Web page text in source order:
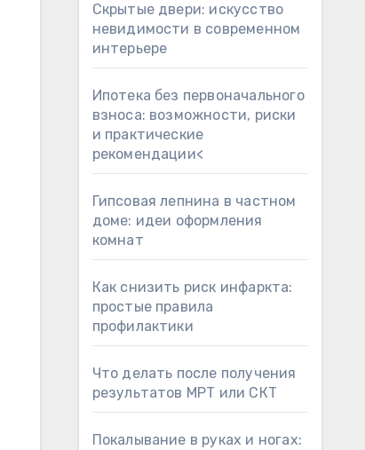
Скрытые двери: искусство
невидимости в современном
интерьере
Ипотека без первоначального
взноса: возможности, риски
и практические
рекомендации<
Гипсовая лепнина в частном
доме: идеи оформления
комнат
Как снизить риск инфаркта:
простые правила
профилактики
Что делать после получения
результатов МРТ или СКТ
Покалывание в руках и ногах: